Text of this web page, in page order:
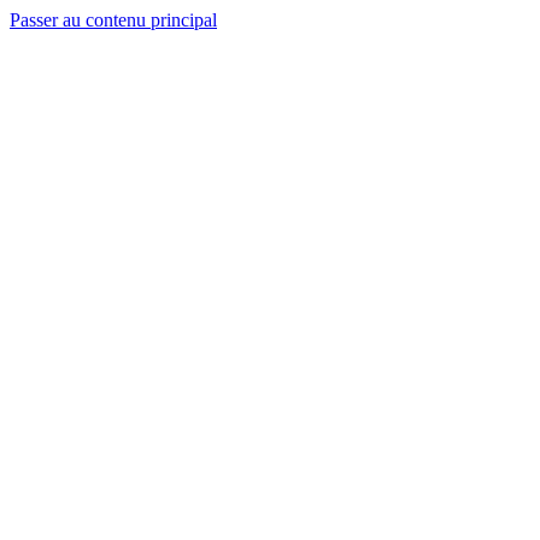
Passer au contenu principal